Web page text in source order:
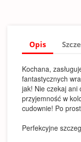
Opis
Kochana,
fantastycznych
jak! Nie czekaj ani
przyjemność w
cudownie! Po
Perfekcyjne